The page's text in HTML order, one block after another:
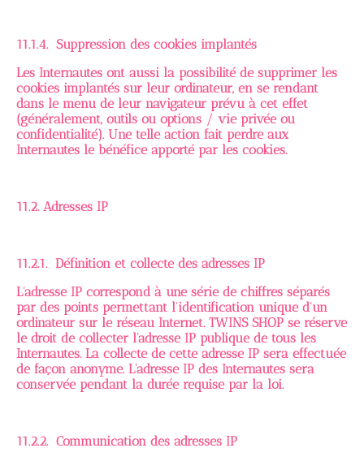
11.1.4. Suppression des cookies implantés
Les Internautes ont aussi la possibilité de supprimer les
cookies implantés sur leur ordinateur, en se rendant
dans le menu de leur navigateur prévu à cet effet
(généralement, outils ou options / vie privée ou
confidentialité). Une telle action fait perdre aux
Internautes le bénéfice apporté par les cookies.
11.2. Adresses IP
11.2.1. Définition et collecte des adresses IP
L'adresse IP correspond à une série de chiffres séparés
par des points permettant l'identification unique d'un
ordinateur sur le réseau Internet. TWINS SHOP se réserve
le droit de collecter l'adresse IP publique de tous les
Internautes. La collecte de cette adresse IP sera effectuée
de façon anonyme. L'adresse IP des Internautes sera
conservée pendant la durée requise par la loi.
11.2.2. Communication des adresses IP